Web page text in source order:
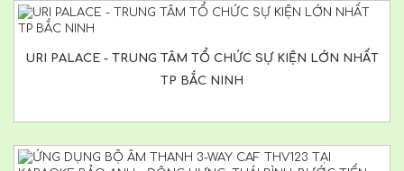
URI PALACE - TRUNG TÂM TỔ CHỨC SỰ KIỆN LỚN NHẤT
TP BẮC NINH